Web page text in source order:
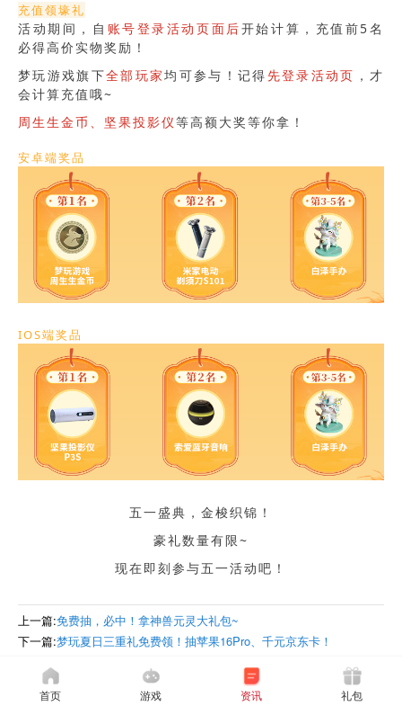
充值领壕礼
活动期间，自 账号登录活动页面后开始计算，充值前5名
必得高价实物奖励！
梦玩游戏旗下全部玩家均可参与！记得先登录活动页 ，才
会计算充值哦~
周生生金币、坚果投影仪等高额大奖等你拿！
安卓端奖品
IOS端奖品
五一盛典，金梭织锦！
豪礼数量有限~
现在即刻参与五一活动吧！
上一篇:免费抽，必中！拿神兽元灵大礼包~
下一篇:梦玩夏日三重礼免费领！抽苹果16Pro、千元京东卡！
首页 游戏 资讯 礼包